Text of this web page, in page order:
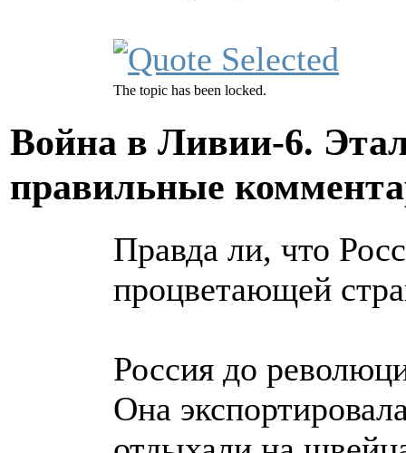
The topic has been locked.
Война в Ливии-6.
правильные
Правда ли, что
процветающей
Россия до
Она